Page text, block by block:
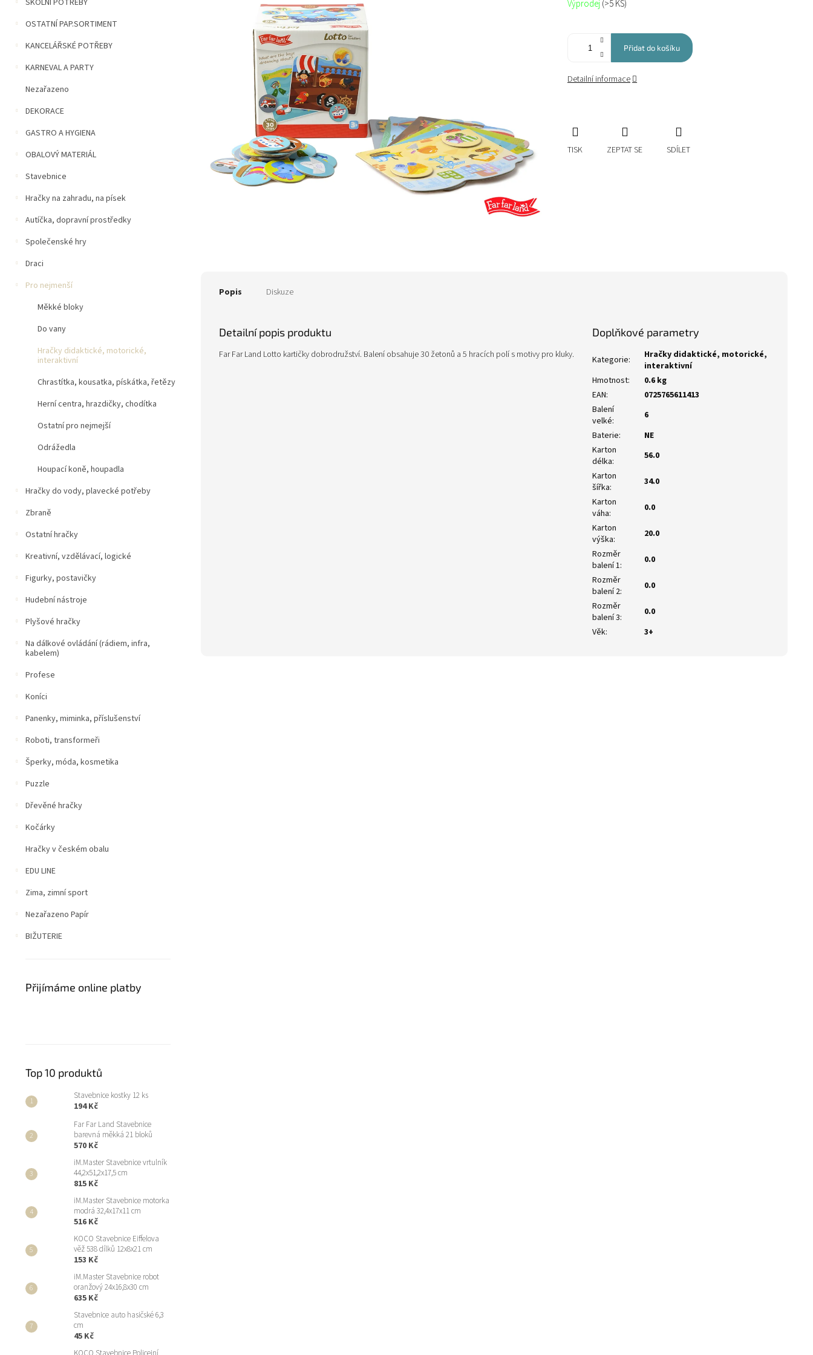
p
a
e
ŠKOLNÍ POTŘEBY
OSTATNÍ PAP.SORTIMENT
KANCELÁŘSKÉ POTŘEBY
KARNEVAL A PARTY
Nezařazeno
DEKORACE
GASTRO A HYGIENA
OBALOVÝ MATERIÁL
Stavebnice
Hračky na zahradu, na písek
Autíčka, dopravní prostředky
Společenské hry
Draci
Pro nejmenší
Měkké bloky
Do vany
Hračky didaktické, motorické,
interaktivní
Chrastítka, kousatka, pískátka, řetězy
Herní centra, hrazdičky, chodítka
Ostatní pro nejmejší
Odrážedla
Houpací koně, houpadla
Hračky do vody, plavecké potřeby
Zbraně
Ostatní hračky
Kreativní, vzdělávací, logické
Figurky, postavičky
Hudební nástroje
Plyšové hračky
Na dálkové ovládání (rádiem, infra,
kabelem)
Profese
Koníci
Panenky, miminka, příslušenství
Roboti, transformeři
Šperky, móda, kosmetika
Puzzle
Dřevěné hračky
Kočárky
Hračky v českém obalu
EDU LINE
Zima, zimní sport
Nezařazeno Papír
BIŽUTERIE
Přijímáme online platby
Top 10 produktů
Stavebnice kostky 12 ks
194 Kč
Far Far Land Stavebnice
barevná měkká 21 bloků
570 Kč
iM.Master Stavebnice vrtulník
44,2x51,2x17,5 cm
815 Kč
iM.Master Stavebnice motorka
modrá 32,4x17x11 cm
516 Kč
KOCO Stavebnice Eiffelova
věž 538 dílků 12x8x21 cm
153 Kč
iM.Master Stavebnice robot
oranžový 24x16,8x30 cm
635 Kč
Stavebnice auto hasičské 6,3
cm
45 Kč
cena:
Výprodej(>5 KS)
Přidat do košíku
Detailní informace
TISK ZEPTAT SE SDÍLET
Popis Diskuze
Detailní popis produktu
Far Far Land Lotto kartičky dobrodružství. Balení obsahuje 30 žetonů a 5 hracích polí s motivy pro kluky.
Doplňkové parametry
Kategorie:
Hračky didaktické, motorické,
interaktivní
Hmotnost:
0.6 kg
EAN:
0725765611413
Balení
velké:
6
Baterie:
NE
Karton
délka:
56.0
Karton
šířka:
34.0
Karton
váha:
0.0
Karton
výška:
20.0
Rozměr
balení 1:
0.0
Rozměr
balení 2:
0.0
Rozměr
balení 3:
0.0
Věk: 3+